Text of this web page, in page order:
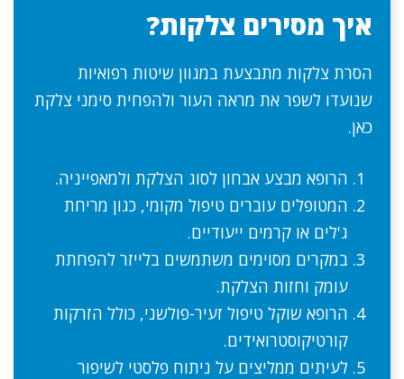
איך מסירים צלקות?
הסרת צלקות מתבצעת במגוון שיטות רפואיות
שנועדו לשפר את מראה העור ולהפחית סימני צלקת
כאן.
הרופא מבצע אבחון לסוג הצלקת ולמאפייניה.
המטופלים עוברים טיפול מקומי, כגון מריחת
ג'לים או קרמים ייעודיים.
במקרים מסוימים משתמשים בלייזר להפחתת
עומק וחזות הצלקת.
הרופא שוקל טיפול זעיר-פולשני, כולל הזרקות
קורטיקוסטרואידים.
לעיתים ממליצים על ניתוח פלסטי לשיפור